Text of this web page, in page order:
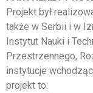
Projekt był
także w Serbii i w
Instytut Nauki i
Przestrzennego,
instytucje
projekt to: